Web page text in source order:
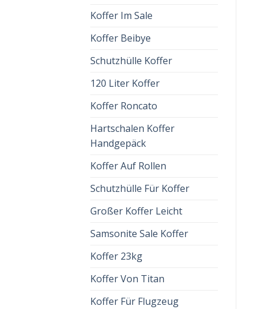
Koffer Im Sale
Koffer Beibye
Schutzhülle Koffer
120 Liter Koffer
Koffer Roncato
Hartschalen Koffer
Handgepäck
Koffer Auf Rollen
Schutzhülle Für Koffer
Großer Koffer Leicht
Samsonite Sale Koffer
Koffer 23kg
Koffer Von Titan
Koffer Für Flugzeug